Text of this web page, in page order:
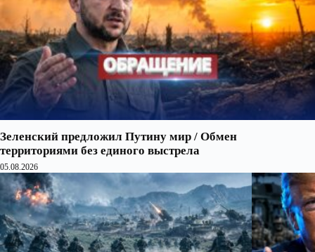
Зеленский предложил Путину мир / Обмен
территориями без единого выстрела
05.08.2026